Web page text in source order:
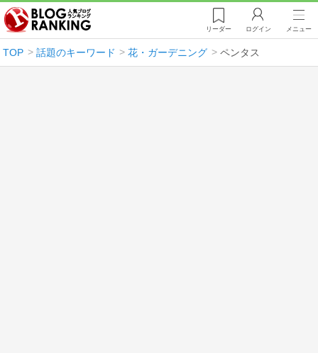
リーダー ログイン メニュー
TOP 話題のキーワード 花・ガーデニング ペンタス